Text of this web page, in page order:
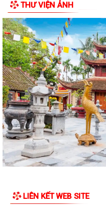
XÃ CHẤN HƯNG TỔ CHỨC HỘI
CÁC ĐỒNG CHÍ NGUYÊN LÃNH
Trung tâm dịch vụ sự nghiệp
kỹ thuật khắc phục diện tích lúa...
Trường THCS Đông Tây Hưng
Thành phố năm học 2025 –
XÃ CHẤN HƯNG SÔI NỔI
THAO THÀNH PHỐ HẢI PHÒNG
Hưỡng dẫn kích hoạt sử
VNEID
THƯ VIỆN ẢNH
LIÊN KẾT WEB SITE